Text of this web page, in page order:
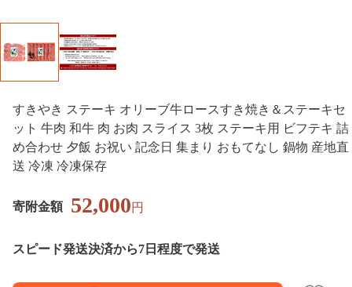
すきやき ステーキ オリーブ牛ロースすき焼き＆ステーキセ
ット 牛肉 和牛 肉 お肉 スライス 3枚 ステーキ用 ビフテキ 詰
め合わせ 夕飯 お祝い 記念日 集まり おもてなし 鍋物 産地直
送 冷凍 冷凍保存
寄附金額 52,000円
スピード発送決済から7日程度で発送